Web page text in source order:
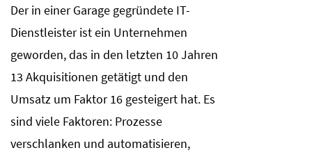
Der in einer Garage gegründete IT-
Dienstleister ist ein Unternehmen
geworden, das in den letzten 10 Jahren
13 Akquisitionen getätigt und den
Umsatz um Faktor 16 gesteigert hat. Es
sind viele Faktoren: Prozesse
verschlanken und automatisieren,